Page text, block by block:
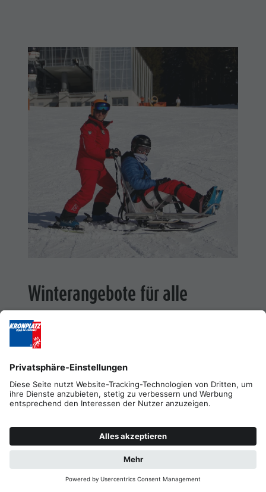
Winterangebote für alle
Toiletten, reservierte Parkplätze und die Unterstützung
des Liftpersonals den Zugang zum Wintersport.
Monorollys ermöglichen Monoskifahrerinnen und
Monoskifahrern die Nutzung der Kabinenbahn, ohne
die Sitzschale verlassen zu müssen. An derTalstation
Olang 1+2stehen barrierefreie Toiletten und
Geiselsbergerhüttegibt es einen Rollstuhl für
die Nutzung im Gebäude sowie eine barrierefreie
Toilette. Die Skischule Top Ski Piculin in San Vigilio
bietet außerdem individuell abgestimmte Skikurse für
Menschen mit Behinderung an.